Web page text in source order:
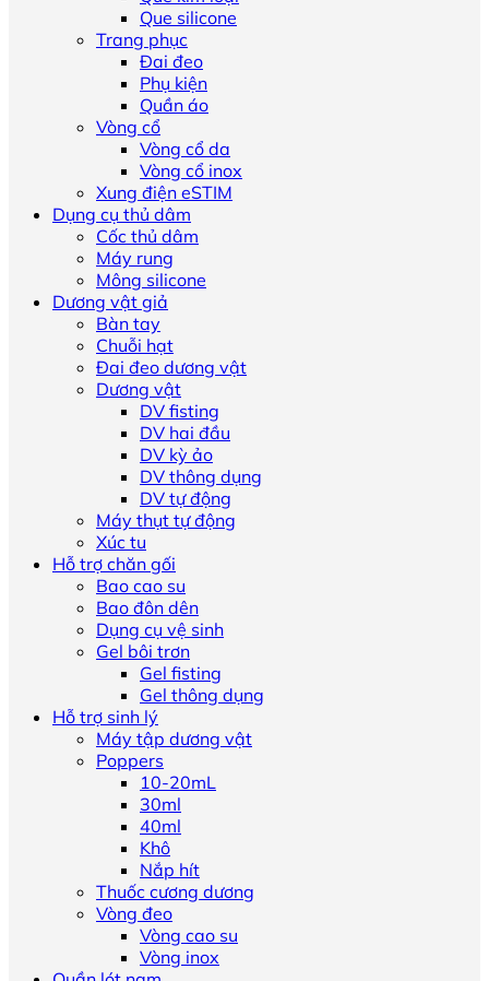
Que silicone
Trang phục
Đai đeo
Phụ kiện
Quần áo
Vòng cổ
Vòng cổ da
Vòng cổ inox
Xung điện eSTIM
Dụng cụ thủ dâm
Cốc thủ dâm
Máy rung
Mông silicone
Dương vật giả
Bàn tay
Chuỗi hạt
Đai đeo dương vật
Dương vật
DV fisting
DV hai đầu
DV kỳ ảo
DV thông dụng
DV tự động
Máy thụt tự động
Xúc tu
Hỗ trợ chăn gối
Bao cao su
Bao đôn dên
Dụng cụ vệ sinh
Gel bôi trơn
Gel fisting
Gel thông dụng
Hỗ trợ sinh lý
Máy tập dương vật
Poppers
10-20mL
30ml
40ml
Khô
Nắp hít
Thuốc cương dương
Vòng đeo
Vòng cao su
Vòng inox